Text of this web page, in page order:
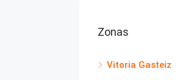
Zonas
Vitoria Gasteiz